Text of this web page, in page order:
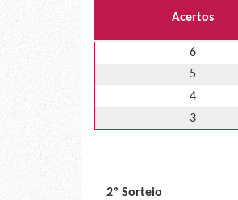
Acertos
6
5
4
3
2º Sorteio